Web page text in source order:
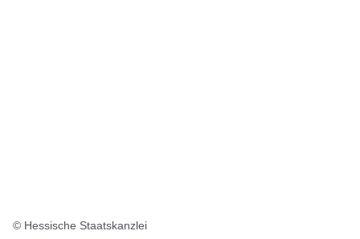
© Hessische Staatskanzlei